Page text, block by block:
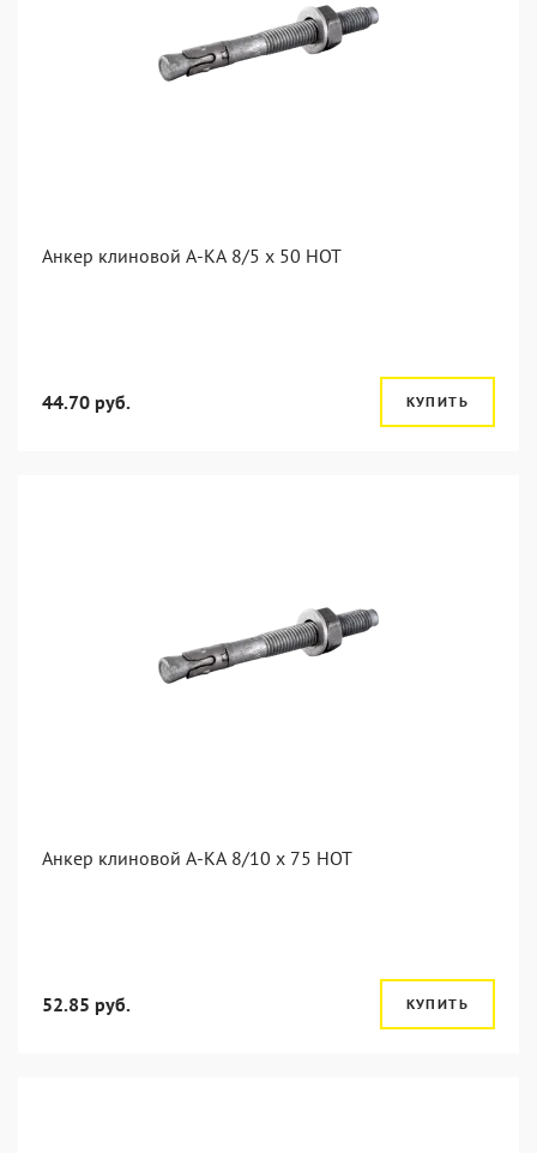
Анкер клиновой А-КА 8/5 x 50 HOT
44.70 руб. КУПИТЬ
Анкер клиновой А-КА 8/10 x 75 HOT
52.85 руб. КУПИТЬ